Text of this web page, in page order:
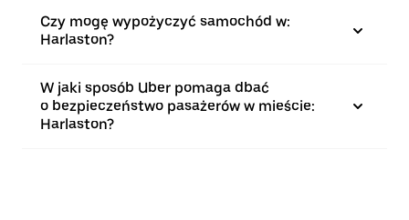
Czy mogę wypożyczyć samochód w:
Harlaston?
W jaki sposób Uber pomaga dbać
o bezpieczeństwo pasażerów w mieście:
Harlaston?